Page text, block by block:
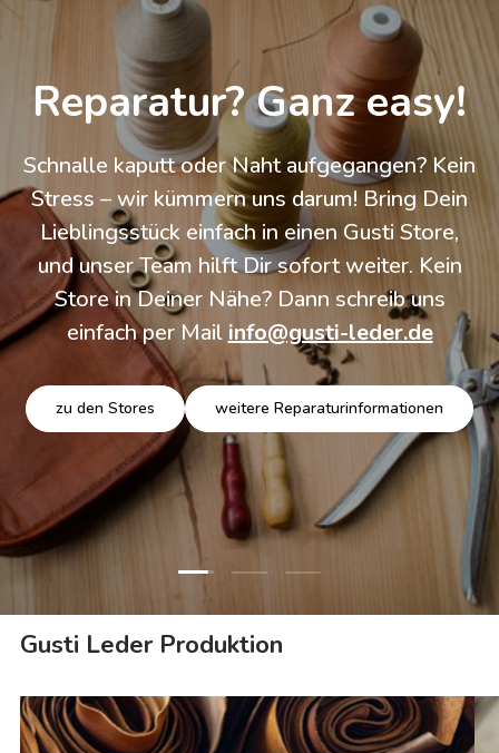
Verantwortung &
Qualität
Gusti Leder setzt auf Transparenz und
langlebige Produkte. Wir arbeiten direkt mit
unseren Partnern in Indien, Pakistan und
Italien zusammen, um die Arbeitsbedingungen
vor Ort stetig zu verbessern. Da wir Leder als
wertvolles Nebenprodukt nutzen und auf
robuste Verarbeitung setzen, schaffen wir
zeitlose Begleiter, die Dich über Jahrzehnte
begleiten.
Verantwortung & Werte Leder & Herstellung
Folie laden 1 von 3
Folie laden 2 von 3
Folie laden 3 von 3
Gusti Leder Produktion